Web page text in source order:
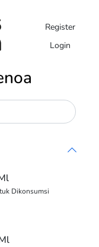
Register
Login
Dikonsumsi